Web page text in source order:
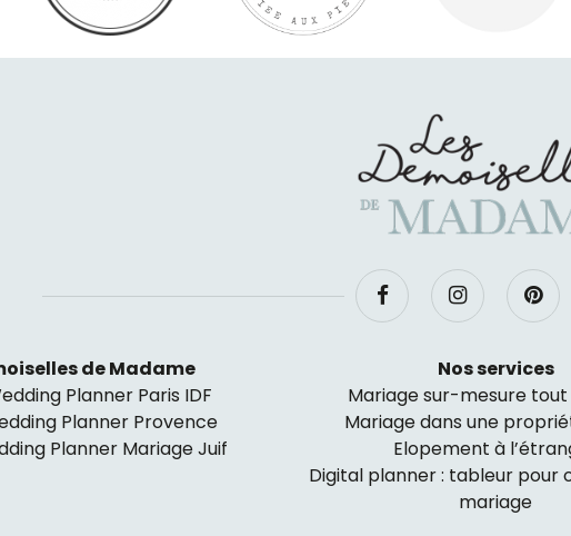
de Madame
Planner Paris IDF
Planner Provence
Planner Mariage Juif
Nos services
Mariage sur-mesure
Mariage dans une
Elopement à
Digital planner : tableur pour
mariage